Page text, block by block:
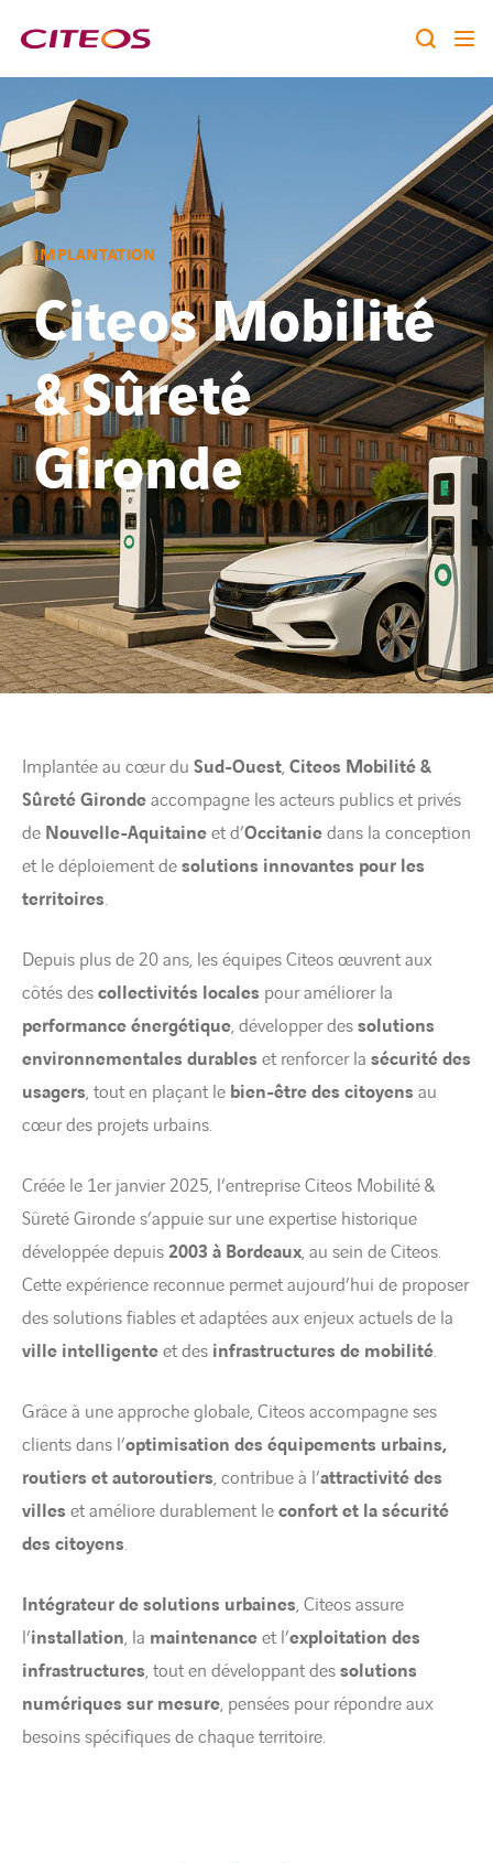
Notre identité
Nos expertises
Nos références
Nous rejoindre
A la une
Contact
twitterlinkedin youtube
Rechercher :
IMPLANTATION
Citeos Mobilité
& Sûreté
Gironde
Implantée au cœur du Sud-Ouest, Citeos Mobilité &
Sûreté Girondeaccompagne les acteurs publics et privés
de Nouvelle-Aquitaineet d’Occitaniedans la conception
et le déploiement desolutions innovantes pour les
territoires.
Depuis plus de 20 ans, les équipes Citeos œuvrent aux
côtés descollectivités locales pour améliorer la
performance énergétique, développer dessolutions
environnementales durables et renforcer la sécurité des
usagers, tout en plaçant le bien-être des citoyens au
cœur des projets urbains.
Créée le 1er janvier 2025, l’entreprise Citeos Mobilité &
Sûreté Gironde s’appuie sur une expertise historique
développée depuis2003 à Bordeaux, au sein de Citeos.
Cette expérience reconnue permet aujourd’hui de proposer
des solutions fiables et adaptées aux enjeux actuels de la
ville intelligenteet des infrastructures de mobilité.
Grâce à une approche globale, Citeos accompagne ses
clients dans l’optimisation des équipements urbains,
routiers et autoroutiers, contribue à l’attractivité des
villes et améliore durablement leconfort et la sécurité
des citoyens.
Intégrateur de solutions urbaines, Citeos assure
l’installation, la maintenanceet l’exploitation des
infrastructures, tout en développant dessolutions
numériques sur mesure, pensées pour répondre aux
besoins spécifiques de chaque territoire.